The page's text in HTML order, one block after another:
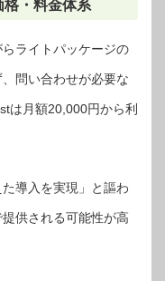
・料金体系
ライトパッケージの
問い合わせが必要な
は月額20,000円から利
導入を実現」と謳わ
供される可能性が高